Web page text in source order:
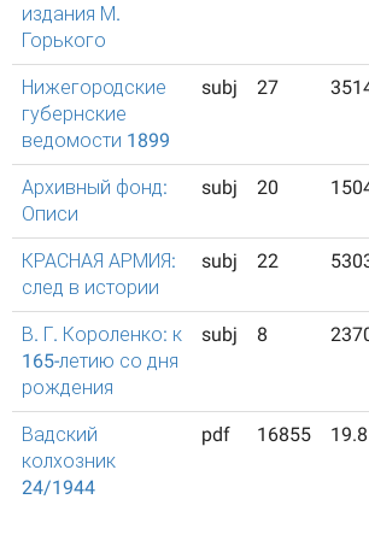
издания М.
Горького
Нижегородские
губернские
ведомости 1899
subj 27
Архивный фонд:
Описи
subj 20
КРАСНАЯ АРМИЯ:
след в истории
subj 22
В. Г. Короленко: к
165-летию со дня
рождения
subj 8
Вадский
колхозник
24/1944
pdf 16855 19.8